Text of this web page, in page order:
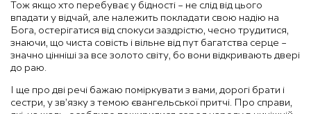
Тож якщо хто перебуває у бідності – не слід від цього
впадати у відчай, але належить покладати свою надію на
Бога, остерігатися від спокуси заздрістю, чесно трудитися,
знаючи, що чиста совість і вільне від пут багатства серце –
значно цінніші за все золото світу, бо вони відкривають двері
до раю.
І ще про дві речі бажаю поміркувати з вами, дорогі брати і
сестри, у зв’язку з темою євангельської притчі. Про справи,